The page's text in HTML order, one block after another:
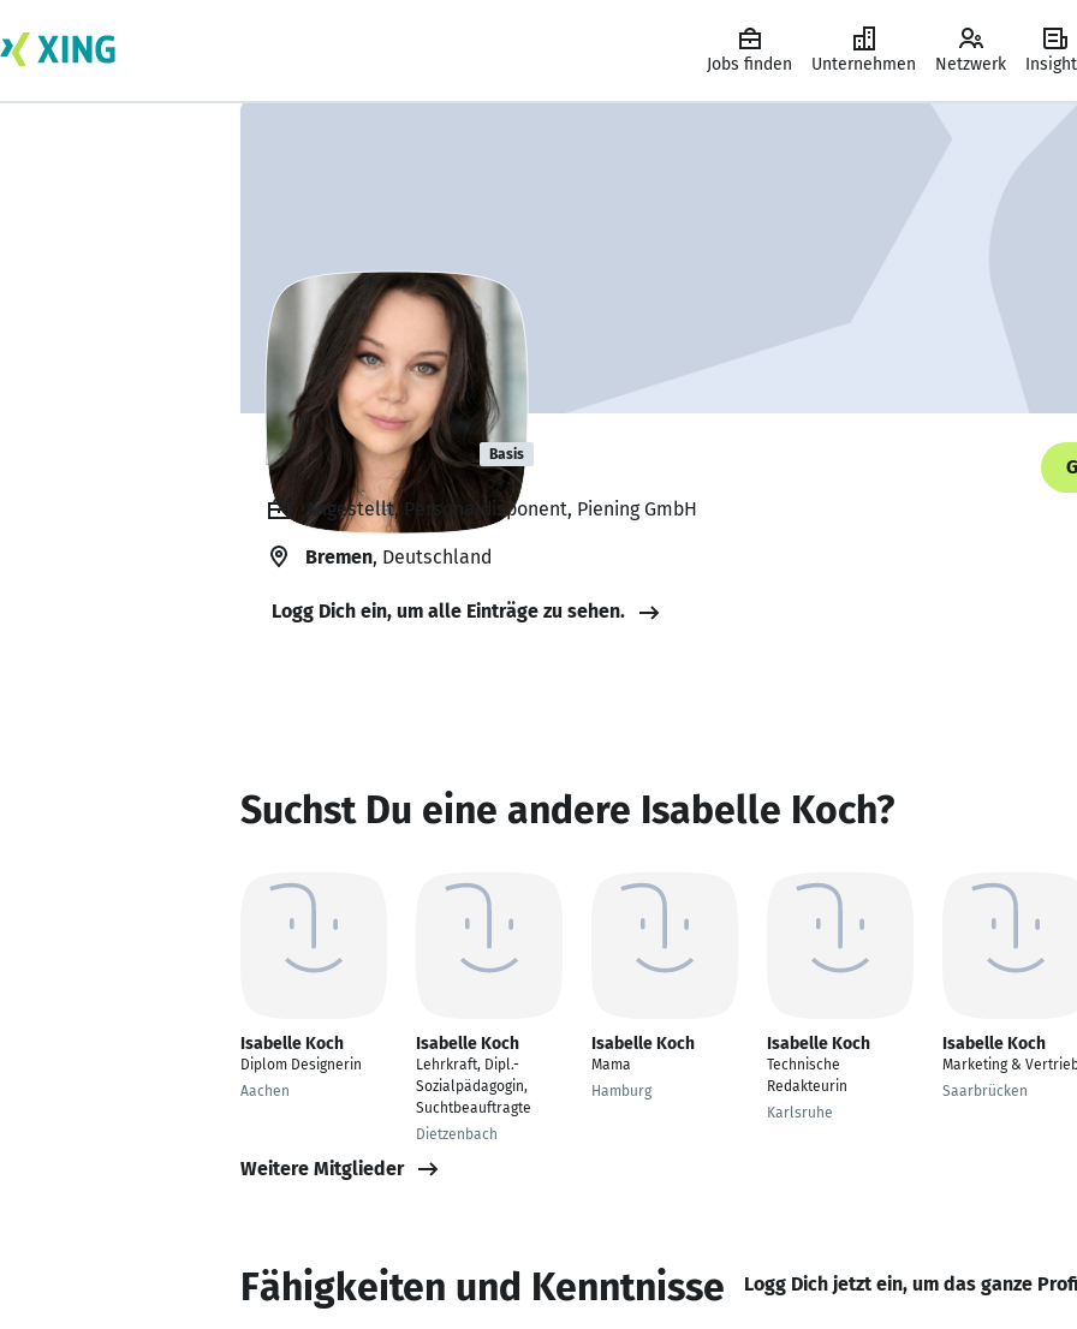
Jobs finden Unternehmen Netzwerk
Isabelle Koch Basis
Angestellt, Personaldisponent, Piening GmbH
Bremen, Deutschland
Logg Dich ein, um alle Einträge zu sehen.
Suchst Du eine andere Isabelle Koch?
Isabelle Koch
Diplom Designerin
Aachen
Isabelle Koch
Lehrkraft, Dipl.-
Sozialpädagogin,
Suchtbeauftragte
Dietzenbach
Isabelle Koch
Mama
Hamburg
Isabelle Koch
Technische
Redakteurin
Karlsruhe
Isabelle Koch
Marketing &
Saarbrücken
Weitere Mitglieder
Fähigkeiten und Kenntnisse Logg Dich jetzt ein, um das ganze